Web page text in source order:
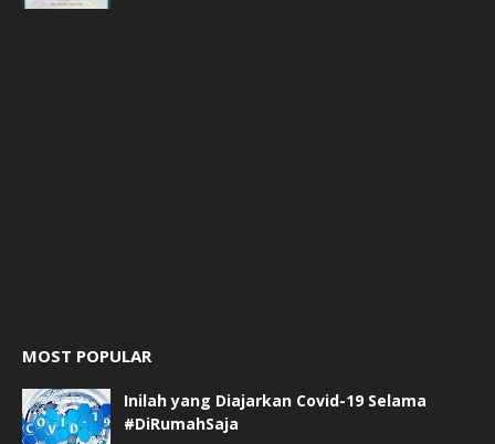
MOST POPULAR
Inilah yang Diajarkan Covid-19 Selama
#DiRumahSaja